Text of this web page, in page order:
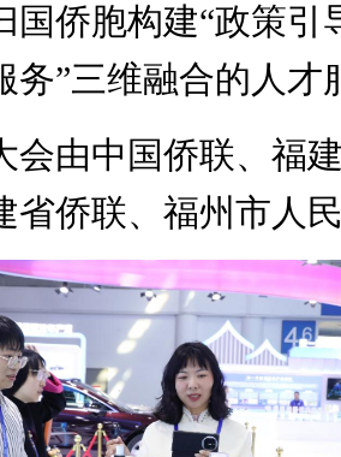
国侨胞构建“政策引
务”三维融合的人才
由中国侨联、福建
省侨联、福州市人